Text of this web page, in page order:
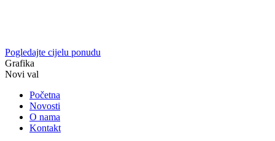
Pogledajte cijelu ponudu
Grafika
Novi val
Početna
Novosti
O nama
Kontakt